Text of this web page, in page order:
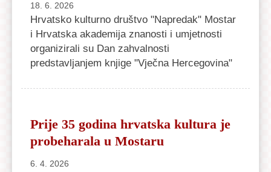
18. 6. 2026
Hrvatsko kulturno društvo "Napredak" Mostar
i Hrvatska akademija znanosti i umjetnosti
organizirali su Dan zahvalnosti
predstavljanjem knjige "Vječna Hercegovina"
Prije 35 godina hrvatska kultura je
probeharala u Mostaru
6. 4. 2026